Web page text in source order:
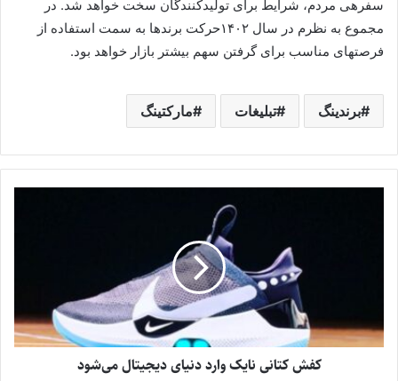
سفره­ی مردم، شرایط برای تولیدکنندگان سخت خواهد شد. در
مجموع به نظرم در سال ۱۴۰۲حرکت برندها به سمت استفاده از
فرصتهای مناسب برای گرفتن سهم بیشتر بازار خواهد بود.
برندینگ تبلیغات مارکتینگ
کفش کتانی نایک وارد دنیای دیجیتال می‌شود